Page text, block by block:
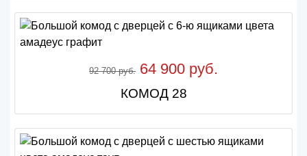
92 700 руб. 64 900 руб.
КОМОД 28